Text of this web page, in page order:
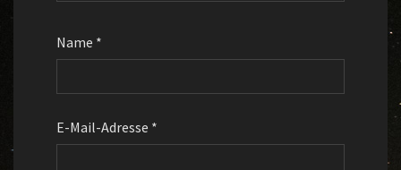
Name *
E-Mail-Adresse *